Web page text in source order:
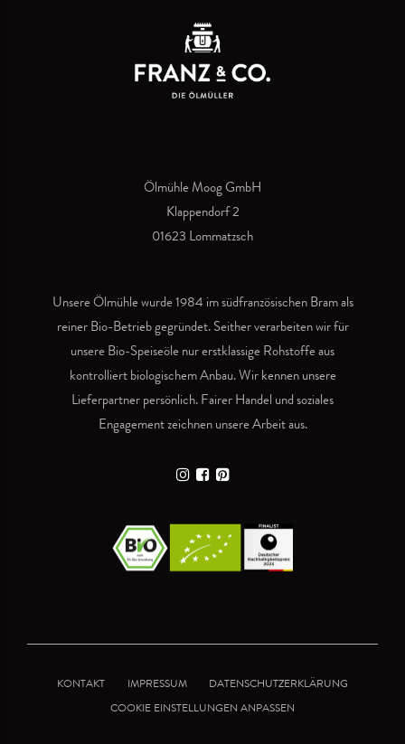
Ölmühle Moog GmbH
Klappendorf 2
01623 Lommatzsch
Unsere Ölmühle wurde 1984 im südfranzösischen Bram als
reiner Bio-Betrieb gegründet. Seither verarbeiten wir für
unsere Bio-Speiseöle nur erstklassige Rohstoffe aus
kontrolliert biologischem Anbau. Wir kennen unsere
Lieferpartner persönlich. Fairer Handel und soziales
Engagement zeichnen unsere Arbeit aus.
KONTAKT IMPRESSUM DATENSCHUTZERKLÄRUNG
COOKIE EINSTELLUNGEN ANPASSEN